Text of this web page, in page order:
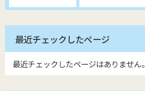
最近チェックしたページ
最近チェックしたページはありません。